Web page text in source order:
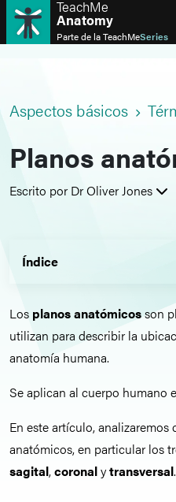
TeachMe
Anatomy
Parte de laTeachMeSeries
Aspectos básicos
Planos
Escrito por Dr Oliver Jones
Índice
Los planos anatómicosson
utilizan para describir la
anatomía humana.
Se aplican al cuerpo humano
En este artículo,
anatómicos, en particular los
sagital,coronalytransversal.